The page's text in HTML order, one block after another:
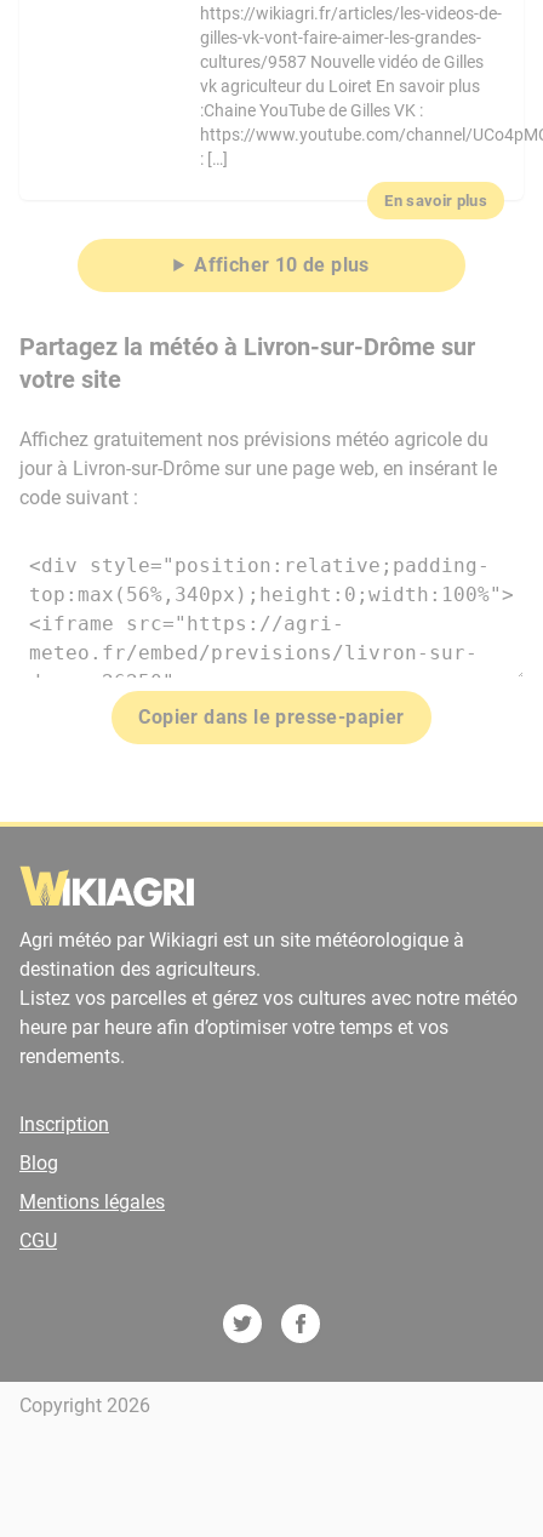
https://wikiagri.fr/articles/les-videos-de-
gilles-vk-vont-faire-aimer-les-grandes-
cultures/9587 Nouvelle vidéo de Gilles
vk agriculteur du Loiret En savoir plus
:Chaine YouTube de Gilles VK :
https://www.youtube.com/channel/
: […]
En savoir plus
Afficher 10 de plus
Partagez la météo à Livron-sur-Drôme sur
votre site
Affichez gratuitement nos prévisions météo agricole du
jour à Livron-sur-Drôme sur une page web, en insérant le
code suivant :
Copier dans le presse-papier
Agri météo par Wikiagri est un site météorologique à
destination des agriculteurs.
Listez vos parcelles et gérez vos cultures avec notre météo
heure par heure afin d’optimiser votre temps et vos
rendements.
Inscription
Blog
Mentions légales
CGU
Copyright 2026